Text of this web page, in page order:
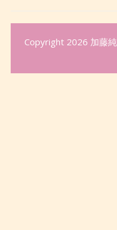
Copyright 2026 加藤